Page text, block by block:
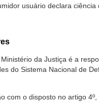
usuário declara ciência
da Justiça é a
do Sistema Nacional de
com o disposto no artigo